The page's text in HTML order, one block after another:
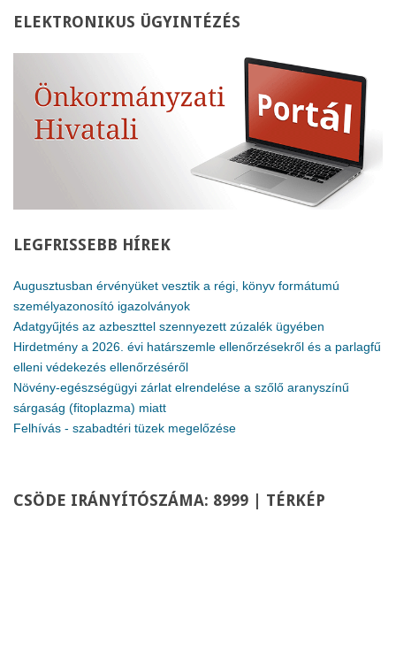
ELEKTRONIKUS ÜGYINTÉZÉS
LEGFRISSEBB HÍREK
Augusztusban érvényüket vesztik a régi, könyv formátumú
személyazonosító igazolványok
Adatgyűjtés az azbeszttel szennyezett zúzalék ügyében
Hirdetmény a 2026. évi határszemle ellenőrzésekről és a parlagfű
elleni védekezés ellenőrzéséről
Növény-egészségügyi zárlat elrendelése a szőlő aranyszínű
sárgaság (fitoplazma) miatt
Felhívás - szabadtéri tüzek megelőzése
CSÖDE IRÁNYÍTÓSZÁMA: 8999 | TÉRKÉP